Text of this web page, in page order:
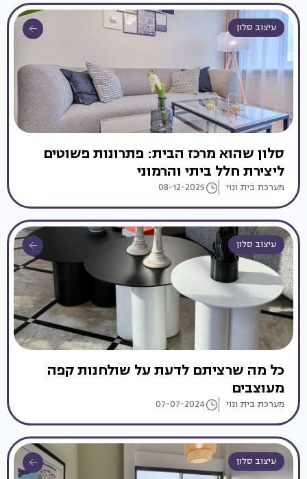
עיצוב סלון
סלון שהוא מרכז הבית: פתרונות פשוטים
ליצירת חלל ביתי והרמוני
מערכת בית ונוי 08-12-2025
עיצוב סלון
כל מה שרציתם לדעת על שולחנות קפה
מעוצבים
מערכת בית ונוי 07-07-2024
עיצוב סלון